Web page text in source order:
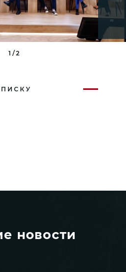
1/2
новости